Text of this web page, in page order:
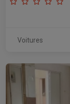
Voitures